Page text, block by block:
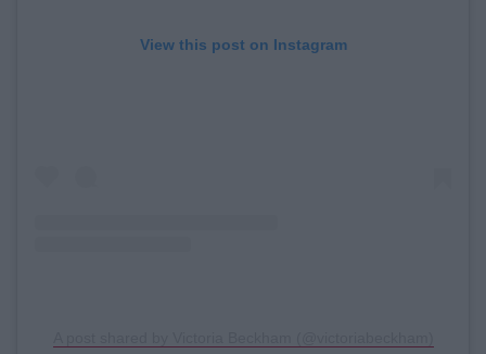
View this post on Instagram